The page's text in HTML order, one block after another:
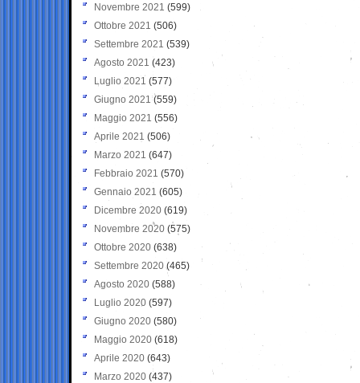
Novembre 2021 (599)
Ottobre 2021 (506)
Settembre 2021 (539)
Agosto 2021 (423)
Luglio 2021 (577)
Giugno 2021(559)
Maggio 2021 (556)
Aprile 2021 (506)
Marzo 2021 (647)
Febbraio 2021 (570)
Gennaio 2021 (605)
Dicembre 2020 (619)
Novembre 2020 (575)
Ottobre 2020 (638)
Settembre 2020(465)
Agosto 2020 (588)
Luglio 2020 (597)
Giugno 2020 (580)
Maggio 2020 (618)
Aprile 2020 (643)
Marzo 2020 (437)